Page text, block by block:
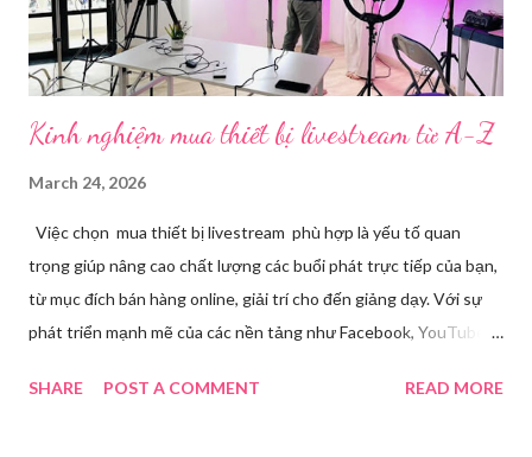
mềm sẽ giúp bu...
Kinh nghiệm mua thiết bị livestream​ từ A-Z
March 24, 2026
Việc chọn mua thiết bị livestream phù hợp là yếu tố quan
trọng giúp nâng cao chất lượng các buổi phát trực tiếp của bạn,
từ mục đích bán hàng online, giải trí cho đến giảng dạy. Với sự
phát triển mạnh mẽ của các nền tảng như Facebook, YouTube,
tăng. Tuy nhiên, để tìm ra được các thiết bị đáp ứng tốt nhu cầu
SHARE POST A COMMENT READ MORE